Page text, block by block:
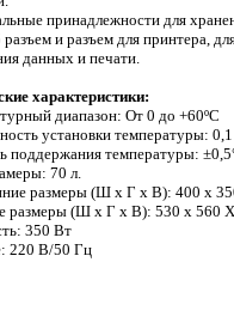
принадлежности для
разъем и разъем для принтера,
данных и печати.
характеристики:
диапазон: От 0 до +60ºС
установки температуры: 0,1
поддержания температуры:
70 л.
размеры (Ш х Г х В): 400 х
размеры (Ш х Г х В): 530 х 560
350 Вт
220 В/50 Гц